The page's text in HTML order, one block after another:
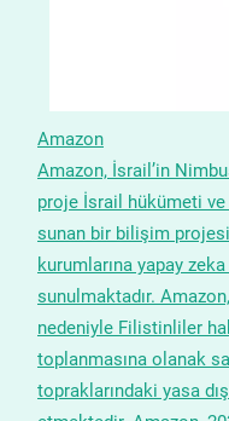
Amazon
Amazon, İsrail’in
proje İsrail hükümeti
sunan bir bilişim
kurumlarına yapay
sunulmaktadır.
nedeniyle Filistinliler
toplanmasına olanak
topraklarındaki yasa